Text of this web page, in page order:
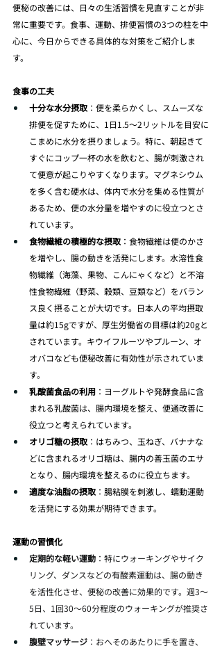
便秘の改善には、日々の生活習慣を見直すことが非
常に重要です。食事、運動、排便習慣の3つの柱を中
心に、今日からできる具体的な対策をご紹介しま
す。
食事の工夫
十分な水分摂取 ：便を柔らかくし、スムーズな
排便を促すために、1日1.5～2リットルを目安に
こまめに水分を摂りましょう。特に、朝起きて
すぐにコップ一杯の水を飲むと、腸が刺激され
て便意が起こりやすくなります。マグネシウム
を多く含む硬水は、体内で水分を集める性質が
あるため、便の水分量を増やすのに役立つとさ
れています。
食物繊維の積極的な摂取 ：食物繊維は便のかさ
を増やし、腸の動きを活発にします。水溶性食
物繊維（海藻、果物、こんにゃくなど）と不溶
性食物繊維（野菜、穀類、豆類など）をバラン
ス良く摂ることが大切です。日本人の平均摂取
量は約15gですが、厚生労働省の目標は約20gと
されています。キウイフルーツやプルーン、オ
オバコなども便秘改善に有効性が示されていま
す。
乳酸菌食品の利用 ：ヨーグルトや発酵食品に含
まれる乳酸菌は、腸内環境を整え、便通改善に
役立つと考えられています。
オリゴ糖の摂取 ：はちみつ、玉ねぎ、バナナな
どに含まれるオリゴ糖は、腸内の善玉菌のエサ
となり、腸内環境を整えるのに役立ちます。
適度な油脂の摂取 ：腸粘膜を刺激し、蠕動運動
を活発にする効果が期待できます。
運動の習慣化
定期的な軽い運動 ：特にウォーキングやサイク
リング、ダンスなどの有酸素運動は、腸の動き
を活性化させ、便秘の改善に効果的です。週3～
5日、1回30～60分程度のウォーキングが推奨さ
れています。
腹壁マッサージ ：おへそのあたりに手を置き、